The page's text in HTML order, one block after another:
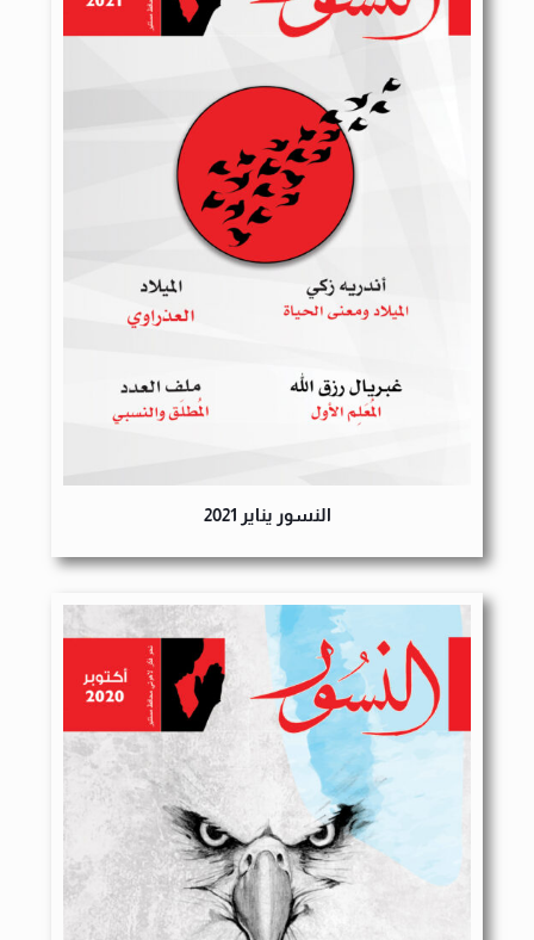
النسور يناير 2021